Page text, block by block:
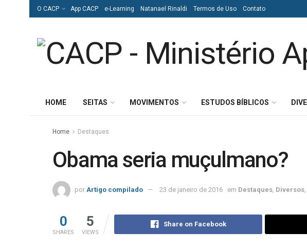
O CACP App CACP e-Learning Natanael Rinaldi Termos de Uso Contato
HOME SEITAS MOVIMENTOS ESTUDOS BÍBLICOS
Home Destaques
Obama seria muçulmano?
por Artigo compilado 23 de janeiro de 2016 em Destaques Diversos
0
SHARES
5
VIEWS
Share on Facebook